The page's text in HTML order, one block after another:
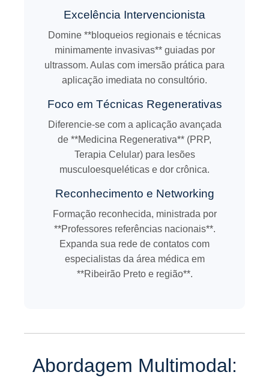
Excelência Intervencionista
Domine **bloqueios regionais e técnicas
minimamente invasivas** guiadas por
ultrassom. Aulas com imersão prática para
aplicação imediata no consultório.
Foco em Técnicas Regenerativas
Diferencie-se com a aplicação avançada
de **Medicina Regenerativa** (PRP,
Terapia Celular) para lesões
musculoesqueléticas e dor crônica.
Reconhecimento e Networking
Formação reconhecida, ministrada por
**Professores referências nacionais**.
Expanda sua rede de contatos com
especialistas da área médica em
**Ribeirão Preto e região**.
Abordagem Multimodal: